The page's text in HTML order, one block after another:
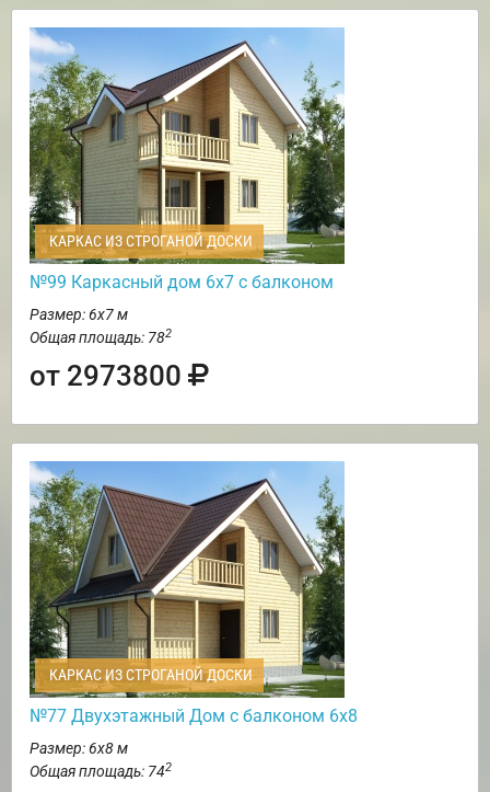
КАРКАС ИЗ СТРОГАНОЙ ДОСКИ
№99 Каркасный дом 6х7 с балконом
Размер: 6х7 м
Общая площадь: 782
от 2973800
КАРКАС ИЗ СТРОГАНОЙ ДОСКИ
№77 Двухэтажный Дом с балконом 6х8
Размер: 6х8 м
Общая площадь: 742